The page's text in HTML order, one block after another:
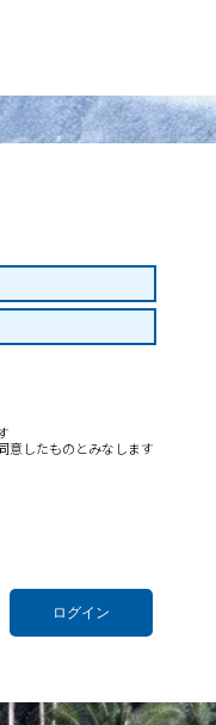
意したものとみなします
ログイン